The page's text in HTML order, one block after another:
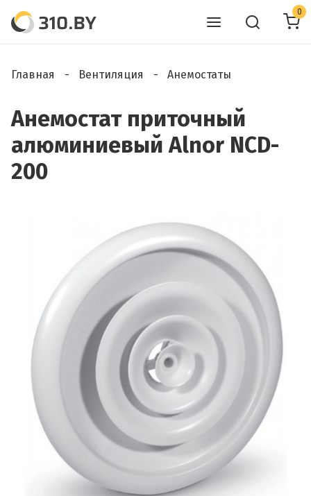
0
Главная Вентиляция Анемостаты
Анемостат приточный
алюминиевый Alnor NCD-
200